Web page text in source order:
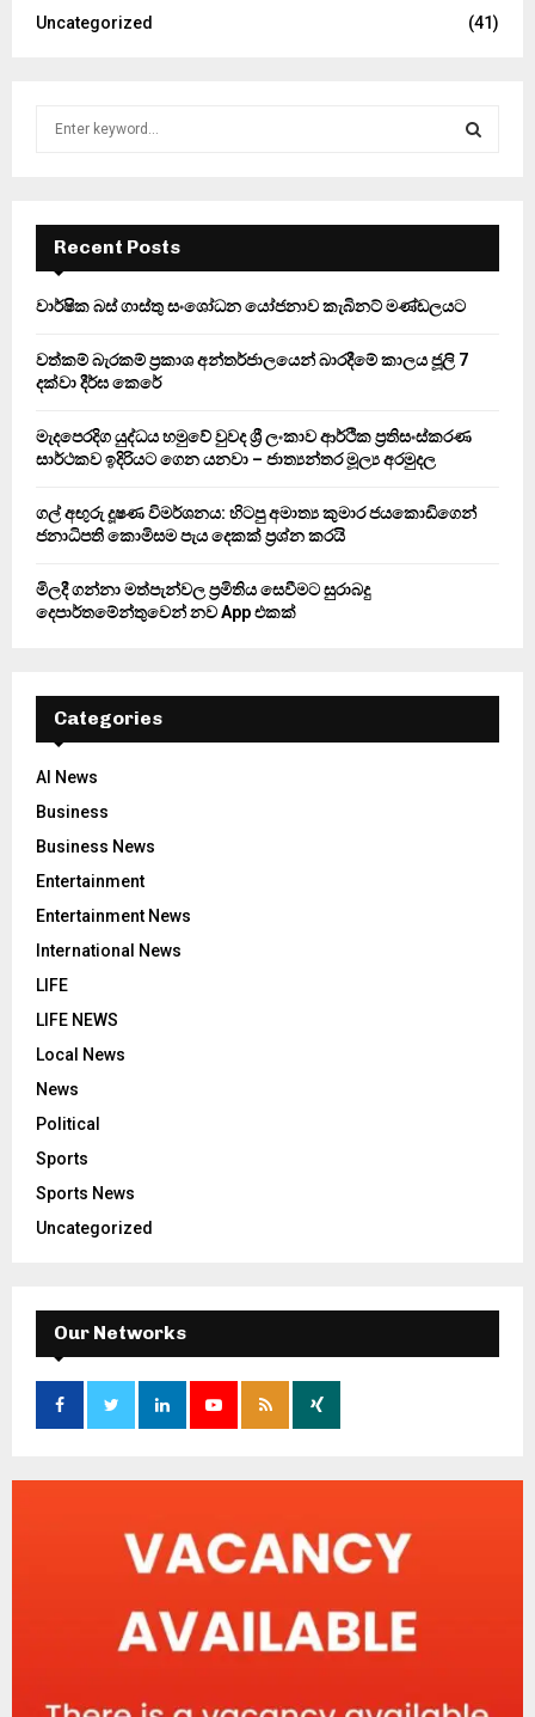
Uncategorized
(41)
f
r
E
A
Recent Posts
වාර්ෂික බස් ගාස්තු සංශෝධන යෝජනාව කැබිනට් මණ්ඩලයට
වත්කම් බැරකම් ප්‍රකාශ අන්තර්ජාලයෙන් බාරදීමේ කාලය ජූලි 7
දක්වා දීර්ඝ කෙරේ
මැදපෙරදිග යුද්ධය හමුවේ වුවද ශ්‍රී ලංකාව ආර්ථික ප්‍රතිසංස්කරණ
සාර්ථකව ඉදිරියට ගෙන යනවා – ජාත්‍යන්තර මූල්‍ය අරමුදල
ගල් අඟුරු දූෂණ විමර්ශනය: හිටපු අමාත්‍ය කුමාර ජයකොඩිගෙන්
ජනාධිපති කොමිසම පැය දෙකක් ප්‍රශ්න කරයි
මිලදී ගන්නා මත්පැන්වල ප්‍රමිතිය සෙවීමට සුරාබදු
දෙපාර්තමේන්තුවෙන් නව App එකක්
Categories
AI News
Business
Business News
Entertainment
Entertainment News
International News
LIFE
LIFE NEWS
Local News
News
Political
Sports
Sports News
Uncategorized
Our Networks